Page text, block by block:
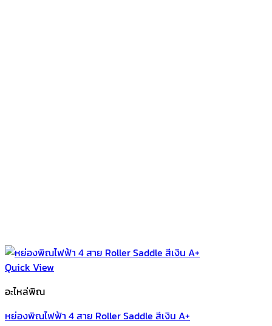
Quick View
อะไหล่พิณ
หย่องพิณไฟฟ้า 4 สาย Roller Saddle สีเงิน A+